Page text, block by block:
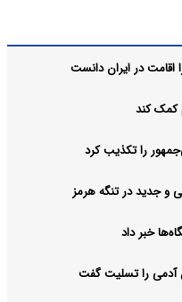
اقامت در ایران دانست
کمک کند
را تکذیب کرد
و جدید در تنگه هرمز
خبر داد
آدمی را تسلیت گفت